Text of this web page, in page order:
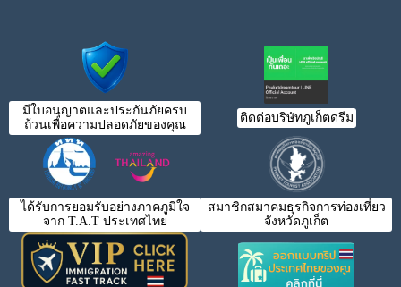
มีใบอนุญาตและประกันภัยครบ
ถ้วนเพื่อความปลอดภัยของคุณ
ติดต่อบริษัทภูเก็ตดรีม
ได้รับการยอมรับอย่างภาคภูมิใจ
จาก T.A.T ประเทศไทย
สมาชิกสมาคมธุรกิจการท่องเที่ยว
จังหวัดภูเก็ต